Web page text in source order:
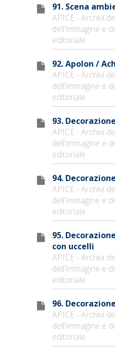
91. Scena
APICE - Archivi
dell'immagine e
editoriale
92. Apolon /
APICE - Archivi
dell'immagine e
editoriale
93.
APICE - Archivi
dell'immagine e
editoriale
94.
APICE - Archivi
dell'immagine e
editoriale
95.
con uccelli
APICE - Archivi
dell'immagine e
editoriale
96.
APICE - Archivi
dell'immagine e
editoriale